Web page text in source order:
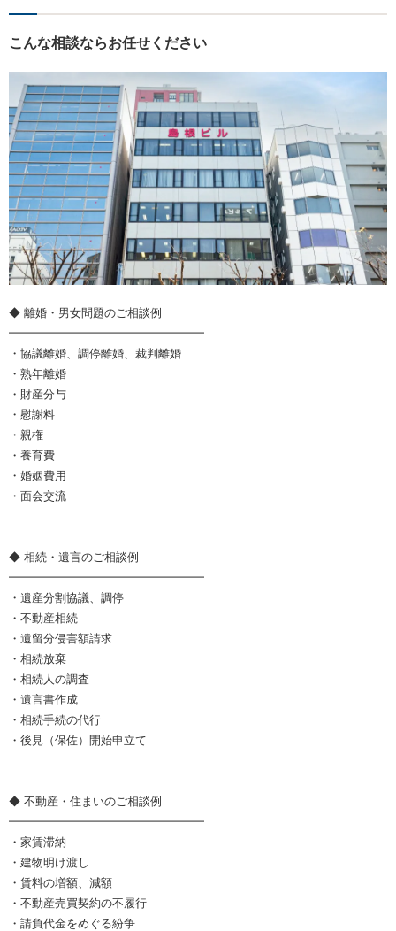
こんな相談ならお任せください
◆ 離婚・男女問題のご相談例
━━━━━━━━━━━━━━━━━
・協議離婚、調停離婚、裁判離婚
・熟年離婚
・財産分与
・慰謝料
・親権
・養育費
・婚姻費用
・面会交流
◆ 相続・遺言のご相談例
━━━━━━━━━━━━━━━━━
・遺産分割協議、調停
・不動産相続
・遺留分侵害額請求
・相続放棄
・相続人の調査
・遺言書作成
・相続手続の代行
・後見（保佐）開始申立て
◆ 不動産・住まいのご相談例
━━━━━━━━━━━━━━━━━
・家賃滞納
・建物明け渡し
・賃料の増額、減額
・不動産売買契約の不履行
・請負代金をめぐる紛争